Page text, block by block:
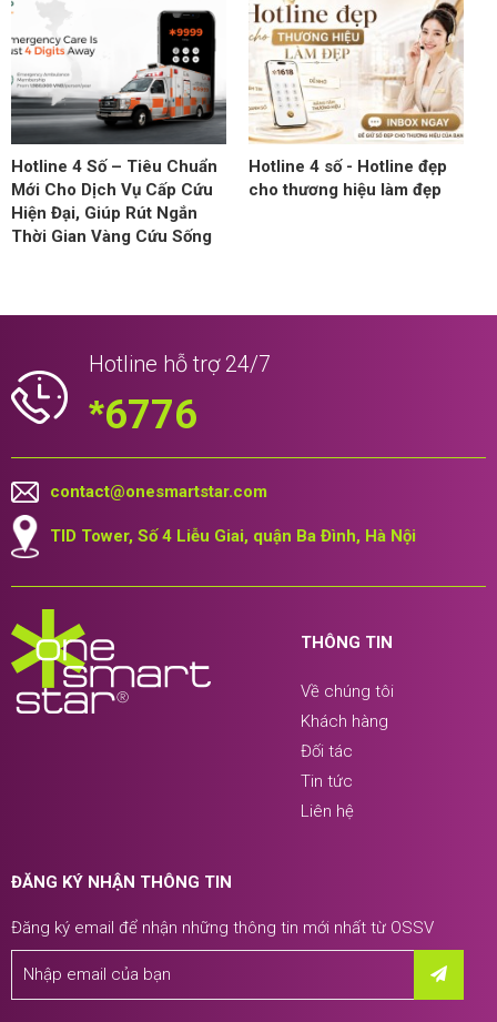
Hotline 4 Số – Tiêu Chuẩn
Mới Cho Dịch Vụ Cấp Cứu
Hiện Đại, Giúp Rút Ngắn
Thời Gian Vàng Cứu Sống
Hotline 4 số - Hotline đẹp
cho thương hiệu làm đẹp
Hotline hỗ trợ 24/7
*6776
contact@onesmartstar.com
TID Tower, Số 4 Liễu Giai, quận Ba Đình, Hà Nội
THÔNG TIN
Về chúng tôi
Khách hàng
Đối tác
Tin tức
Liên hệ
ĐĂNG KÝ NHẬN THÔNG TIN
Đăng ký email để nhận những thông tin mới nhất từ OSSV